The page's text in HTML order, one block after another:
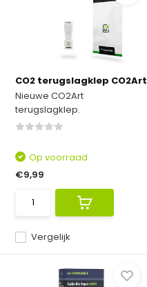
CO2 terugslagklep CO2Art
Nieuwe CO2Art
terugslagklep.
Vergelijk
Op voorraad
€9,99